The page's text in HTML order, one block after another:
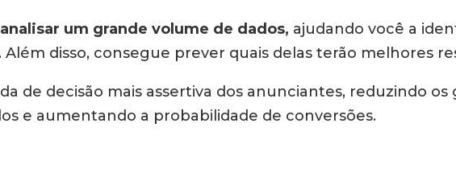
analisar um grande volume de dados, ajudando você a
disso, consegue prever quais delas terão melhores
de decisão mais assertiva dos anunciantes, reduzindo
e aumentando a probabilidade de conversões.